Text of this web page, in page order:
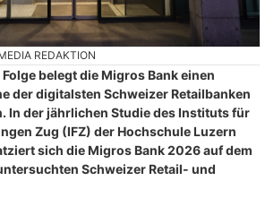
REDAKTION
belegt die Migros Bank einen
der digitalsten Schweizer Retailbanken
In der jährlichen Studie des Instituts für
Zug (IFZ) der Hochschule Luzern
sich die Migros Bank 2026 auf dem
Schweizer Retail- und